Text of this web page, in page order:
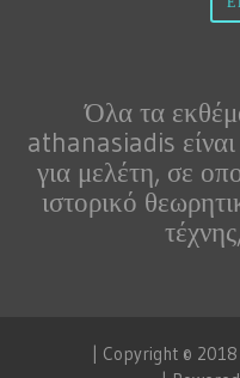
Όλα τα
athanasiadis είναι
για μελέτη, σε
ιστορικό
| Copyright © 2018